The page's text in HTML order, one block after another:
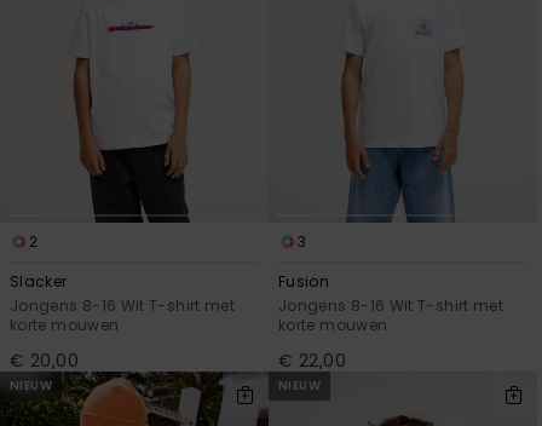
2
Slacker
Jongens 8-16 Wit T-shirt met
korte mouwen
€ 20,00
3
Fusion
Jongens 8-16 Wit T-shirt met
korte mouwen
€ 22,00
NIEUW NIEUW